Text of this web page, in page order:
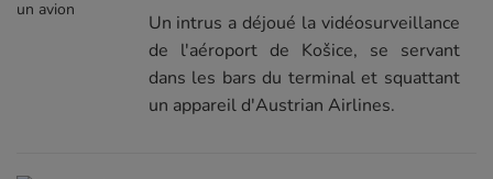
Un intrus a déjoué la vidéosurveillance
de l'aéroport de Košice, se servant
dans les bars du terminal et squattant
un appareil d'Austrian Airlines.